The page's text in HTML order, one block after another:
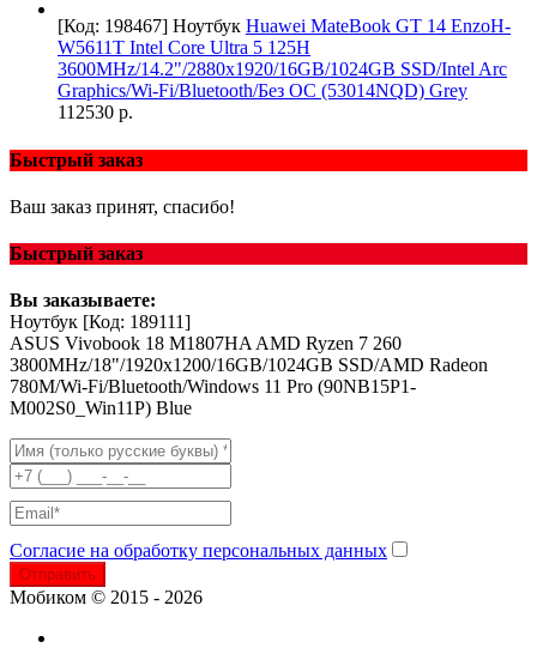
[Код: 198467] Ноутбук Huawei MateBook GT 14 EnzoH-
W5611T Intel Core Ultra 5 125H
3600MHz/14.2"/2880x1920/16GB/1024GB SSD/Intel Arc
Graphics/Wi-Fi/Bluetooth/Без ОС (53014NQD) Grey
112530 р.
Быстрый заказ
Ваш заказ принят, спасибо!
Быстрый заказ
Вы заказываете:
Ноутбук [Код: 189111]
ASUS Vivobook 18 M1807HA AMD Ryzen 7 260
3800MHz/18"/1920x1200/16GB/1024GB SSD/AMD Radeon
780M/Wi-Fi/Bluetooth/Windows 11 Pro (90NB15P1-
M002S0_Win11P) Blue
Согласие на обработку персональных данных
Отправить
Мобиком © 2015 - 2026